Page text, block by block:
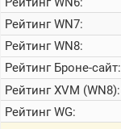
Информация
Онлайн
Цветовая
шкала
Теlegram
РейтингWN7:
РейтингWN8:
РейтингБроне-сайт:
РейтингXVM (WN8):
РейтингWG: